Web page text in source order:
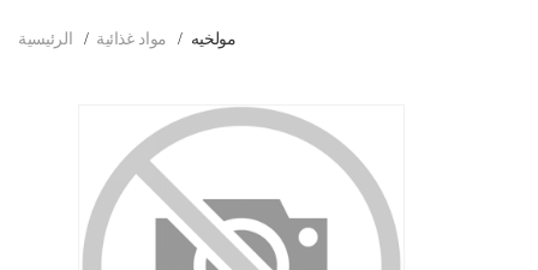
الرئيسية مواد غذائية مولخيه